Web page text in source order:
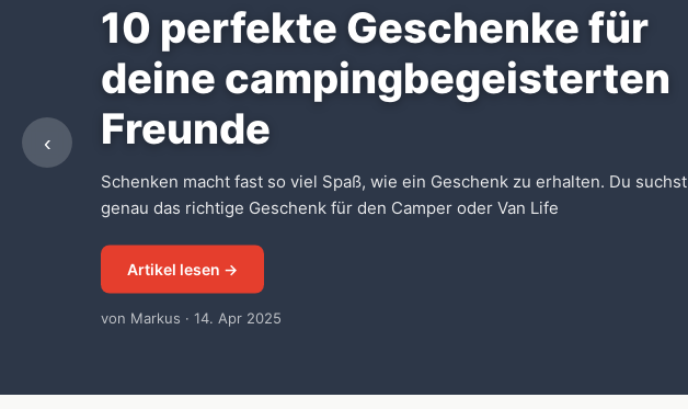
10 perfekte Geschenke für
deine campingbegeisterten
Freunde
Schenken macht fast so viel Spaß, wie ein Geschenk zu erhalten. Du suchst
genau das richtige Geschenk für den Camper oder Van Life
Artikel lesen →
von Markus · 14. Apr 2025
‹